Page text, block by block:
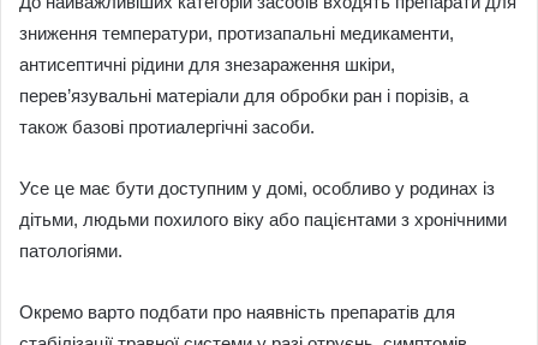
зниження температури, протизапальні медикаменти,
антисептичні рідини для знезараження шкіри,
перев’язувальні матеріали для обробки ран і порізів, а
також базові протиалергічні засоби.
Усе це має бути доступним у домі, особливо у родинах із
дітьми, людьми похилого віку або пацієнтами з хронічними
патологіями.
Окремо варто подбати про наявність препаратів для